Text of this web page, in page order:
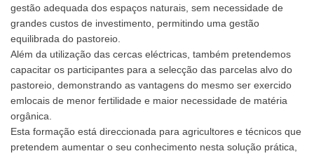
gestão adequada dos espaços naturais, sem necessidade de
grandes custos de investimento, permitindo uma gestão
equilibrada do pastoreio.
Além da utilização das cercas eléctricas, também pretendemos
capacitar os participantes para a selecção das parcelas alvo do
pastoreio, demonstrando as vantagens do mesmo ser exercido
emlocais de menor fertilidade e maior necessidade de matéria
orgânica.
Esta formação está direccionada para agricultores e técnicos que
pretendem aumentar o seu conhecimento nesta solução prática,